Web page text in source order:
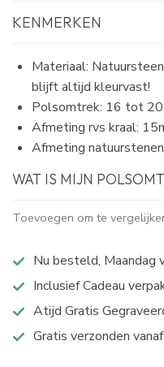
KENMERKEN
Materiaal:
blijft altijd kleurvast!
Polsomtrek: 16 tot 20
Afmeting rvs kraal:
Afmeting
WAT IS MIJN
Toevoegen om te
Nu besteld, Maandag
Inclusief Cadeau
Atijd Gratis
Gratis verzonden